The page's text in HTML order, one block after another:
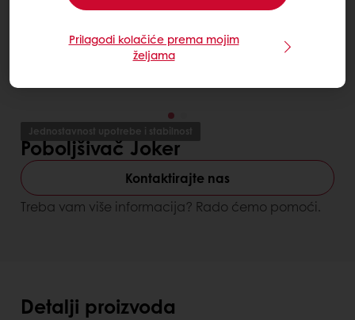
Jednostavnost upotrebe i stabilnost
Poboljšivač Joker
Kontaktirajte nas
Treba vam više informacija? Rado ćemo pomoći.
Detalji proizvoda
Prilagodi kolačiće prema mojim
željama